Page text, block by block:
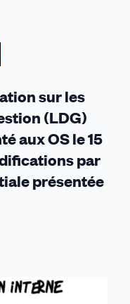
sur les
(LDG)
aux OS le 15
par
présentée